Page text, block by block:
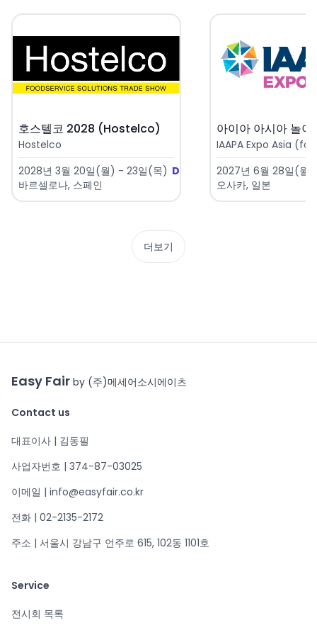
호스텔코 2028 (Hostelco)
Hostelco
2028년 3월 20일(월) - 23일(목) D-592
바르셀로나, 스페인
IAAPA Expo Asia
2027년 6월 28일(월
오사카, 일본
더보기
Easy Fair by (주)메세어소시에이츠
Contact us
대표이사 | 김동필
사업자번호 | 374-87-03025
이메일 | info@easyfair.co.kr
전화 | 02-2135-2172
주소 | 서울시 강남구 언주로 615, 102동 1101호
Service
전시회 목록